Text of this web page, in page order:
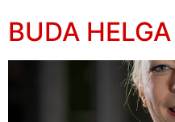
BUDA HELGA